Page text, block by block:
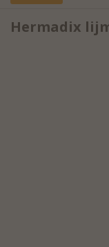
/ Lijmen & kitten
Hermadix